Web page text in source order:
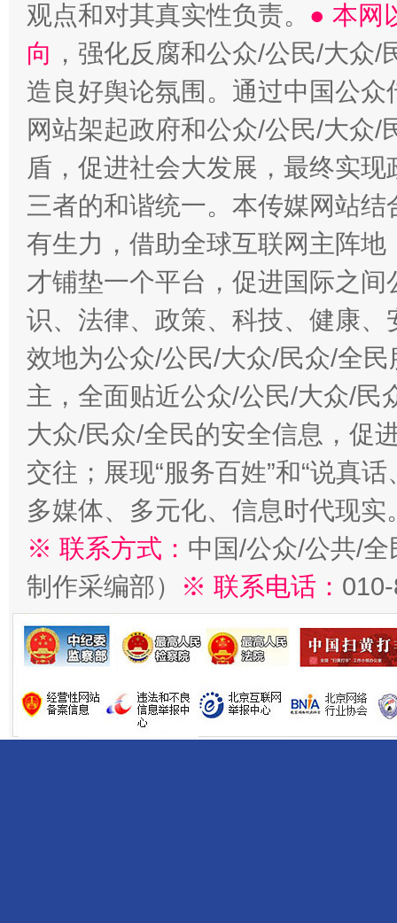
观点和对其真实性负责。 ● 本网
向 ，强化反腐和公众/公民/大众
造良好舆论氛围。通过中国公
网站架起政府和公众/公民/大众
盾，促进社会大发展，最终实
三者的和谐统一。本传媒网站
有生力，借助全球互联网主阵
才铺垫一个平台，促进国际之
识、法律、政策、科技、健康
效地为公众/公民/大众/民众/全
主，全面贴近公众/公民/大众/民
大众/民众/全民的安全信息，促
交往；展现“服务百姓”和“说真
多媒体、多元化、信息时代现实
※ 联系方式： 中国/公众/公共/
制作采编部）
※ 联系电话：